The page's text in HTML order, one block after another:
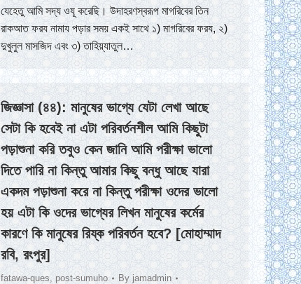
যেহেতু আমি সদ্য ওযূ করেছি। উদাহরণস্বরূপ মাগরিবের তিন
রাকআত ফরয নামায পড়ার সময় একই সাথে ১) মাগরিবের ফরয, ২)
দুখুলুল মাসজিদ এবং ৩) তাহিয়্যাতুল…
জিজ্ঞাসা (৪৪): মানুষের ভাগ্যে যেটা লেখা আছে
সেটা কি হবেই না এটা পরিবর্তনশীল আমি কিছুটা
পড়াশুনা করি তবুও কেন জানি আমি পরীক্ষা ভালো
দিতে পারি না কিন্তু আমার কিছু বন্ধু আছে যারা
একদম পড়াশুনা করে না কিন্তু পরীক্ষা ওদের ভালো
হয় এটা কি ওদের ভাগ্যের লিখন মানুষের কর্মের
কারণে কি মানুষের রিয্ক পরিবর্তন হবে? [মোহাম্মাদ
রবি, রংপুর]
fatawa-ques, post-sumuho Byjamadmin